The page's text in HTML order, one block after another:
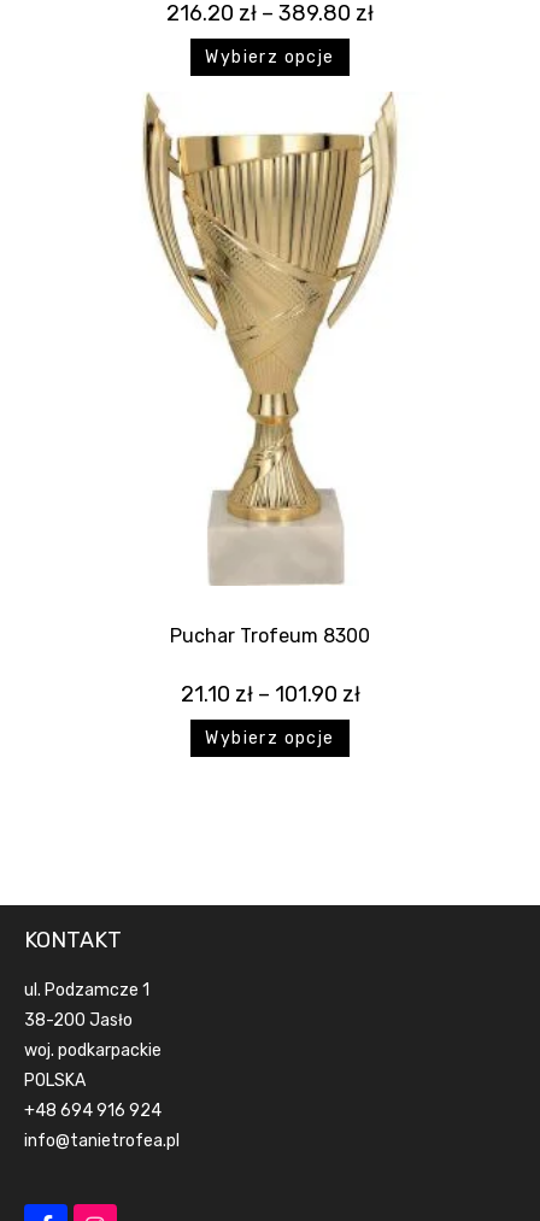
216.20 zł – 389.80 zł
Wybierz opcje
Puchar Trofeum 8300
21.10 zł – 101.90 zł
Wybierz opcje
KONTAKT
ul. Podzamcze 1
38-200 Jasło
woj. podkarpackie
POLSKA
+48 694 916 924
info@tanietrofea.pl